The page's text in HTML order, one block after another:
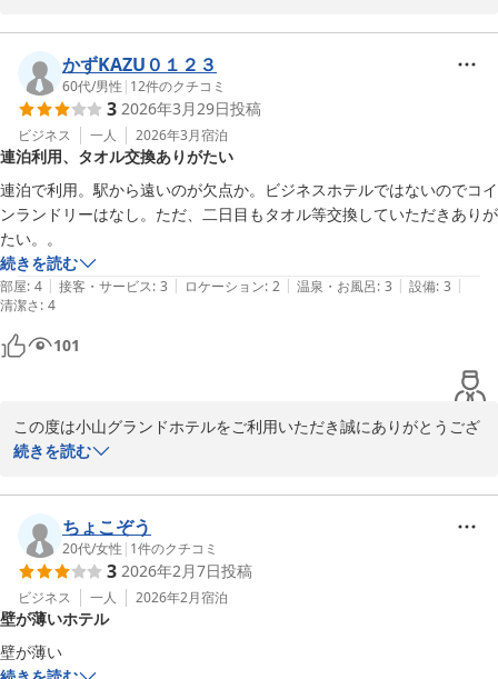
朝食バイキングに関しましては、ご期待に沿えず申し訳ございませ
ん。
サービスの向上に向けて、今後メニュー内容の見直しを進めてまい
ります。
またのご利用を心よりお待ち申し上げております。
小山グランドホテル
2026-04-24
かずKAZU０１２３
60代/男性 | 12件のクチコミ
3 2026年3月29日投稿
ビジネス 一人 2026年3月宿泊
連泊利用、タオル交換ありがたい
連泊で利用。駅から遠いのが欠点か。ビジネスホテルではないのでコイ
ンランドリーはなし。ただ、二日目もタオル等交換していただきありが
たい。。
続きを読む
部屋: 4 | 接客・サービス: 3 | ロケーション: 2 | 温泉・お風呂: 3 | 設備: 3 |
清潔さ: 4
101
この度は小山グランドホテルをご利用いただき誠にありがとうござ
います。
お褒めの言葉ありがとうございます。
またのご利用をお待ちしております。
小山グランドホテル
2026-03-29
続きを読む
ちょこぞう
20代/女性 | 1件のクチコミ
3 2026年2月7日投稿
ビジネス 一人 2026年2月宿泊
壁が薄いホテル
壁が薄い